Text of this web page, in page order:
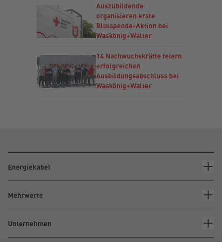
Auszubildende
organisieren erste
Blutspende-Aktion bei
Waskönig+Walter
14 Nachwuchskräfte feiern
erfolgreichen
Ausbildungsabschluss bei
Waskönig+Walter
Energiekabel
Mehrwerte
Unternehmen